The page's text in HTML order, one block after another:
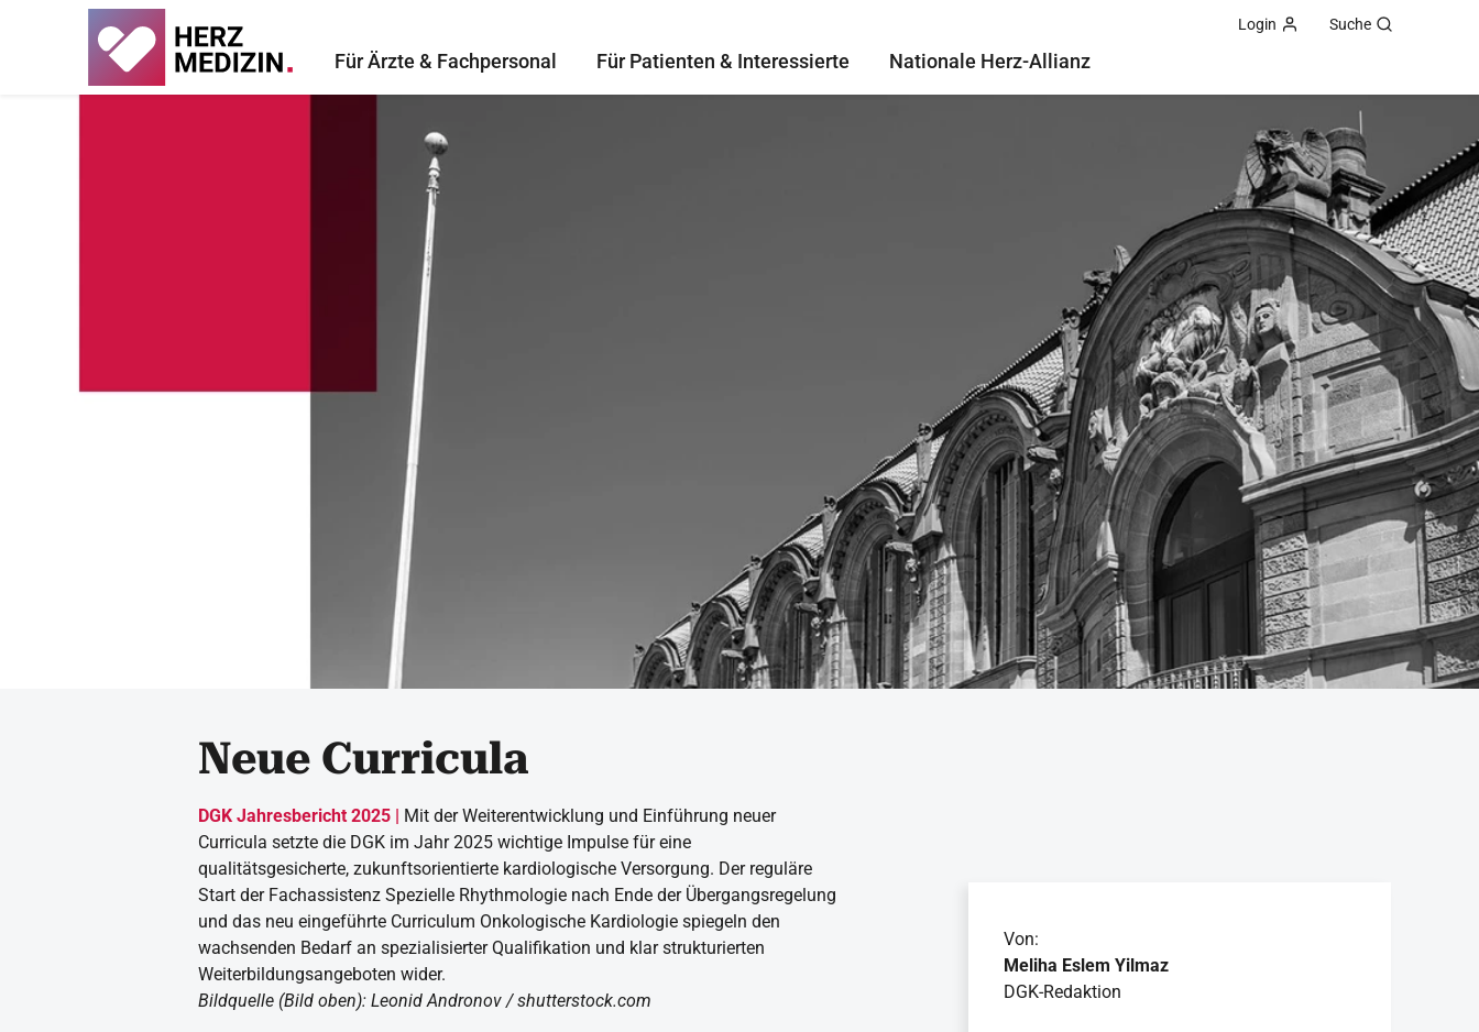
Für Ärzte & Fachpersonal Für Patienten & Interessierte Nationale Herz-Allianz
Login Suche
Neue Curricula
DGK Jahresbericht 2025 | Mit der Weiterentwicklung und Einführung neuer
Curricula setzte die DGK im Jahr 2025 wichtige Impulse für eine
qualitätsgesicherte, zukunftsorientierte kardiologische Versorgung. Der reguläre
Start der Fachassistenz Spezielle Rhythmologie nach Ende der Übergangsregelung
und das neu eingeführte Curriculum Onkologische Kardiologie spiegeln den
wachsenden Bedarf an spezialisierter Qualifikation und klar strukturierten
Weiterbildungsangeboten wider.
Bildquelle (Bild oben): Leonid Andronov / shutterstock.com
Von:
Meliha Eslem Yilmaz
DGK-Redaktion